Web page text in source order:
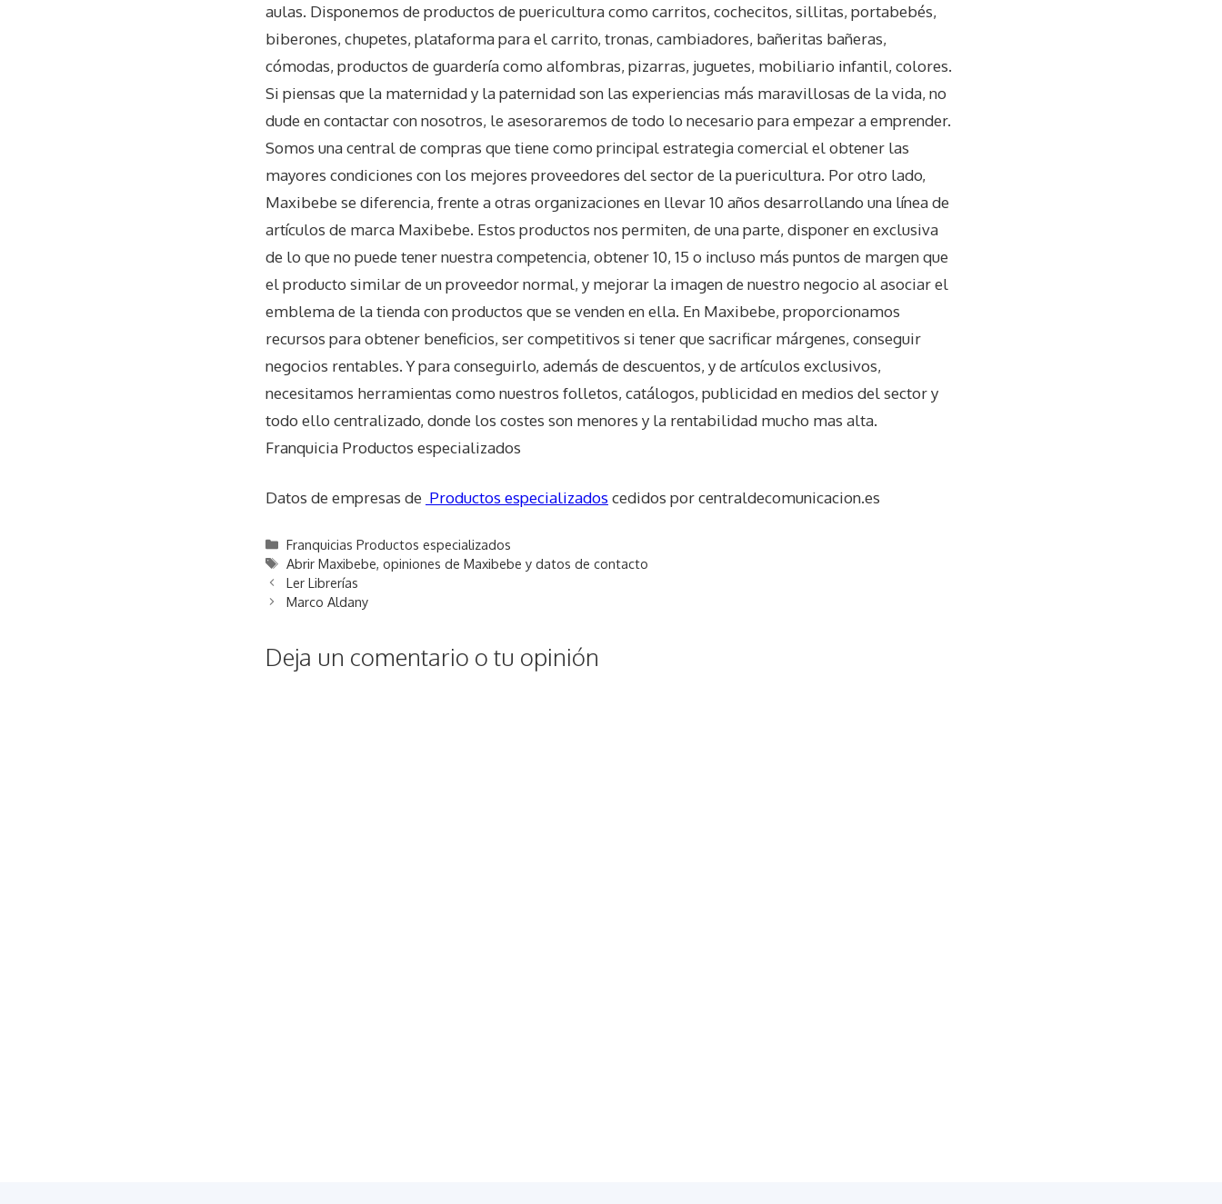
aulas. Disponemos de productos de puericultura como carritos, cochecitos, sillitas, portabebés,
biberones, chupetes, plataforma para el carrito, tronas, cambiadores, bañeritas bañeras,
cómodas, productos de guardería como alfombras, pizarras, juguetes, mobiliario infantil, colores.
Si piensas que la maternidad y la paternidad son las experiencias más maravillosas de la vida, no
dude en contactar con nosotros, le asesoraremos de todo lo necesario para empezar a emprender.
Somos una central de compras que tiene como principal estrategia comercial el obtener las
mayores condiciones con los mejores proveedores del sector de la puericultura. Por otro lado,
Maxibebe se diferencia, frente a otras organizaciones en llevar 10 años desarrollando una línea de
artículos de marca Maxibebe. Estos productos nos permiten, de una parte, disponer en exclusiva
de lo que no puede tener nuestra competencia, obtener 10, 15 o incluso más puntos de margen que
el producto similar de un proveedor normal, y mejorar la imagen de nuestro negocio al asociar el
emblema de la tienda con productos que se venden en ella. En Maxibebe, proporcionamos
recursos para obtener beneficios, ser competitivos si tener que sacrificar márgenes, conseguir
negocios rentables. Y para conseguirlo, además de descuentos, y de artículos exclusivos,
necesitamos herramientas como nuestros folletos, catálogos, publicidad en medios del sector y
todo ello centralizado, donde los costes son menores y la rentabilidad mucho mas alta.
Franquicia Productos especializados
Datos de empresas de Productos especializados cedidos por centraldecomunicacion.es
Categorías
Franquicias Productos especializados
Etiquetas
Abrir Maxibebe ,opiniones de Maxibebe y datos de contacto
Ler Librerías
Marco Aldany
Deja un comentario o tu opinión